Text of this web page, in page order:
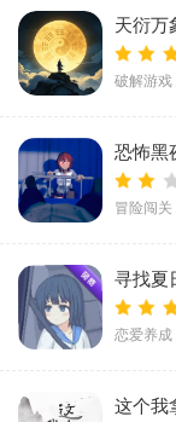
天衍万
破解游戏
恐怖黑
冒险闯关
寻找夏
安卓版
恋爱养成
这个我